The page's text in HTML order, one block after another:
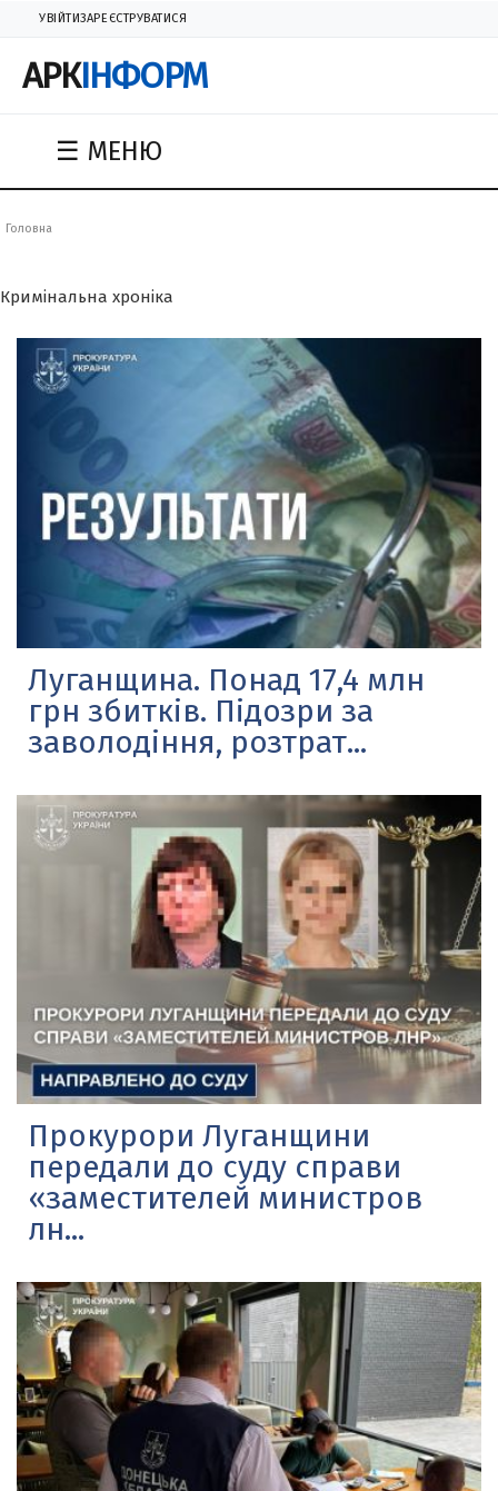
УВІЙТИЗАРЕЄСТРУВАТИСЯ
АРКІНФОРМ
☰ МЕНЮ
Головна
Кримінальна хроніка
Луганщина. Понад 17,4 млн
грн збитків. Підозри за
заволодіння, розтрат...
Прокурори Луганщини
передали до суду справи
«заместителей министров
лн...